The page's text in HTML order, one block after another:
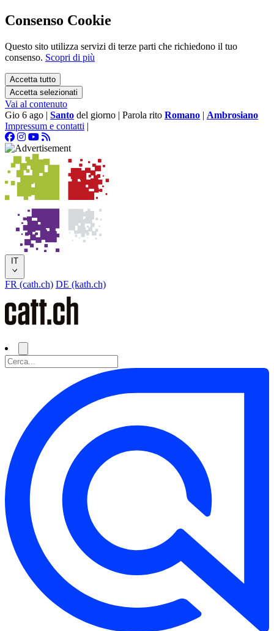
Consenso Cookie
Questo sito utilizza servizi di terze parti che richiedono il tuo
consenso. Scopri di più
Accetta tutto
Accetta selezionati
Vai al contenuto
Gio 6 ago | Santo del giorno | Parola rito Romano | Ambrosiano
Impressum e contatti |
IT
FR (cath.ch) DE (kath.ch)